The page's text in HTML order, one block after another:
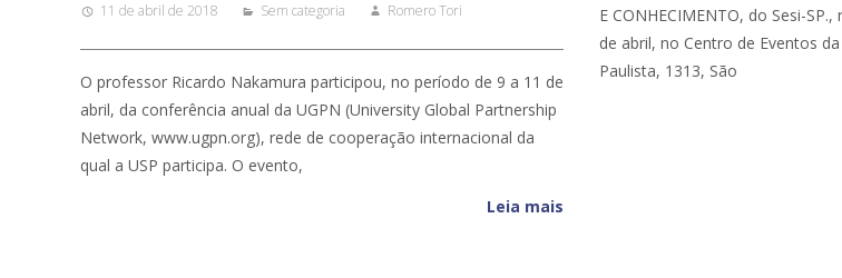
E CONHECIMENTO, do Sesi-
de abril, no Centro de Eventos
Paulista, 1313, São
11 de abril de 2018 Sem categoria Romero Tori
O professor Ricardo Nakamura participou, no período de 9 a 11 de
abril, da conferência anual da UGPN (University Global Partnership
Network, www.ugpn.org), rede de cooperação internacional da
qual a USP participa. O evento,
Leia mais